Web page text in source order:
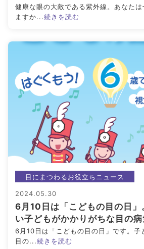
全てのキーワードを
健康な眼の大敵である紫外線。あなた
ますか...続きを読む
目にまつわるお役立ちニュース
2024.05.30
6月10日は「こどもの目の日」
い子どもがかかりがちな目の病
6月10日は「こどもの目の日」です。子
目の...続きを読む